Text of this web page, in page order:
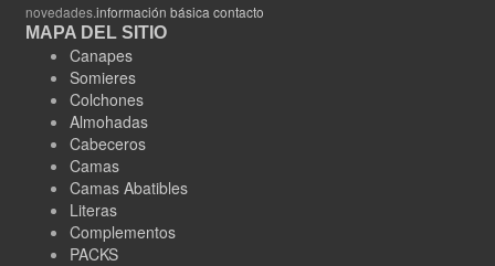
novedades.información básica contacto
MAPA DEL SITIO
Canapes
Somieres
Colchones
Almohadas
Cabeceros
Camas
Camas Abatibles
Literas
Complementos
PACKS